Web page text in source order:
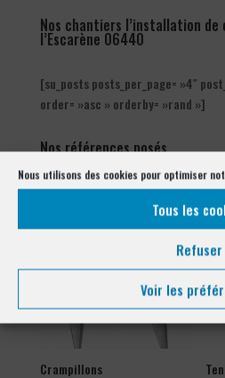
Nous utilisons des cookies pour optimiser
Tous les
Refuser
Voir les
Nos chantiers l’installation
l’Escarène 06440
[su_posts posts_per_page= »4″
order= »asc » orderby= »rand »]
Nos références posés
Crampillons